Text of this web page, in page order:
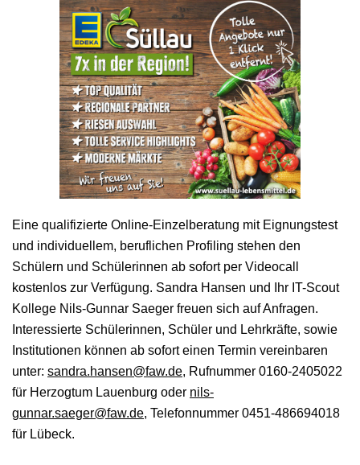
Eine qualifizierte Online-Einzelberatung mit Eignungstest
und individuellem, beruflichen Profiling stehen den
Schülern und Schülerinnen ab sofort per Videocall
kostenlos zur Verfügung. Sandra Hansen und Ihr IT-Scout
Kollege Nils-Gunnar Saeger freuen sich auf Anfragen.
Interessierte Schülerinnen, Schüler und Lehrkräfte, sowie
Institutionen können ab sofort einen Termin vereinbaren
unter: sandra.hansen@faw.de, Rufnummer 0160-2405022
für Herzogtum Lauenburg oder nils-
gunnar.saeger@faw.de, Telefonnummer 0451-486694018
für Lübeck.